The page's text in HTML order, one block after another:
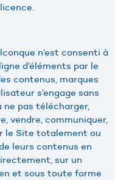
n’est consenti à
d’éléments par le
contenus, marques
s’engage sans
pas télécharger,
vendre, communiquer,
le Site totalement ou
leurs contenus en
sur un
et sous toute forme